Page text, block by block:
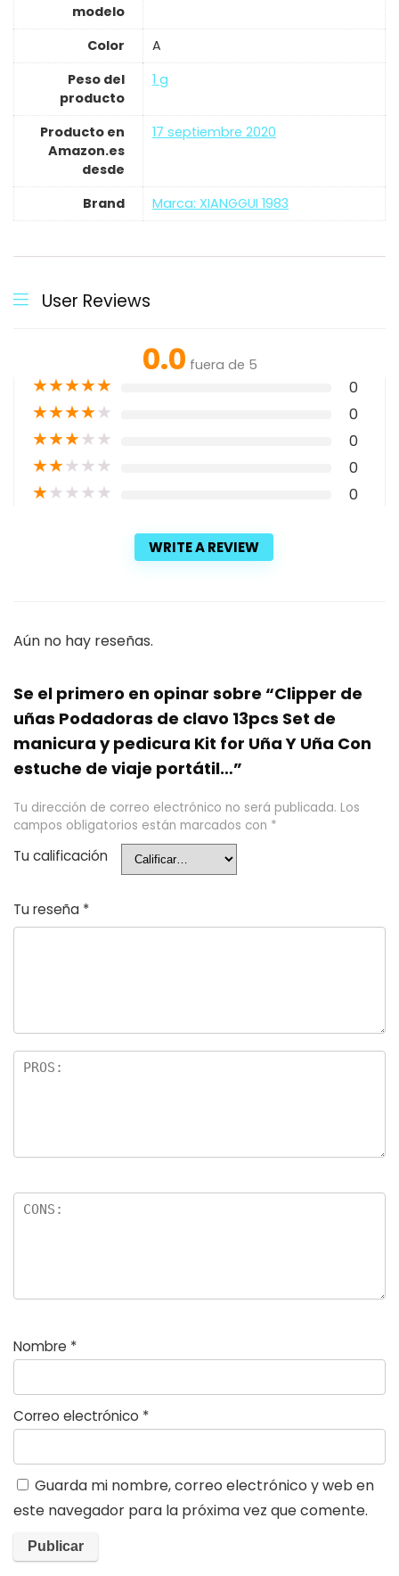
modelo
Color
‎A
Peso del
producto
‎1 g
Producto en
Amazon.es
desde
17 septiembre 2020
Brand Marca: XIANGGUI 1983
User Reviews
0.0 fuera de 5
★★★★★ 0
★★★★★ 0
★★★★★ 0
★★★★★ 0
★★★★★ 0
WRITE A REVIEW
Aún no hay reseñas.
Se el primero en opinar sobre “Clipper de
uñas Podadoras de clavo 13pcs Set de
manicura y pedicura Kit for Uña Y Uña Con
estuche de viaje portátil…”
Tu dirección de correo electrónico no será publicada. Los
campos obligatorios están marcados con *
Tu calificación
Tu reseña *
Nombre *
Correo electrónico *
Guarda mi nombre, correo electrónico y web en
este navegador para la próxima vez que comente.